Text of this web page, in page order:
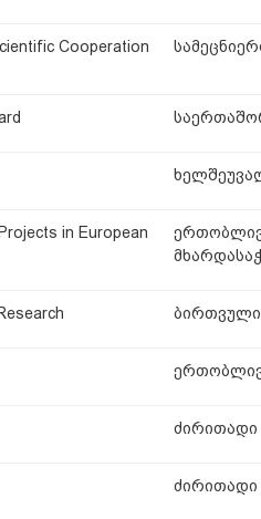
Cooperation
in European
ბირთვული